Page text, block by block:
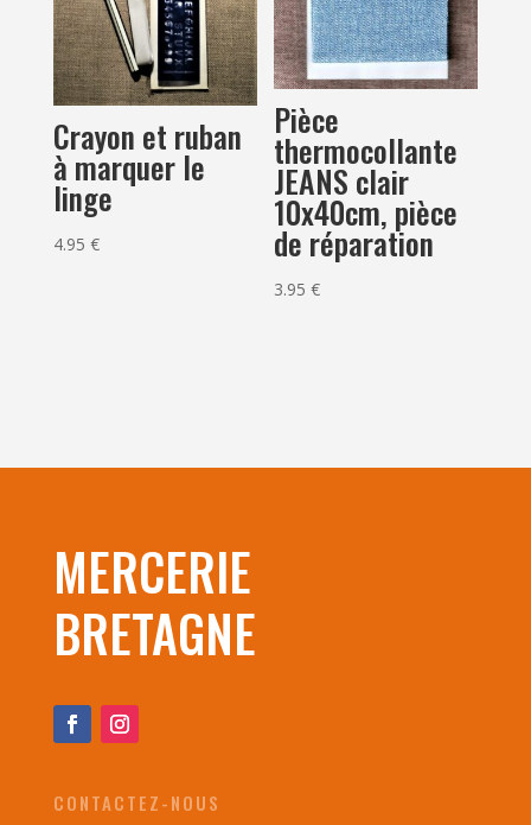
Crayon et ruban
à marquer le
linge
4.95 €
Pièce
thermocollante
JEANS clair
10x40cm, pièce
de réparation
3.95€
MERCERIE
BRETAGNE
CONTACTEZ-NOUS